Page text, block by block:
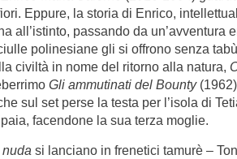
Eppure, la storia di Enrico,
all’istinto, passando da un’avventura
polinesiane gli si offrono senza
civiltà in nome del ritorno alla natura,
Gli ammutinati del Bounty
sul set perse la testa per l’isola di
facendone la sua terza moglie.
si lanciano in frenetici tamurè –